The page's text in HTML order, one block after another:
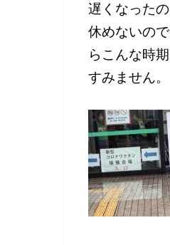
遅くなった
休めないの
らこんな時
すみません。